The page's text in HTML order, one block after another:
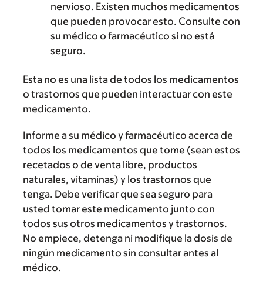
nervioso. Existen muchos medicamentos
que pueden provocar esto. Consulte con
su médico o farmacéutico si no está
seguro.
Esta no es una lista de todos los medicamentos
o trastornos que pueden interactuar con este
medicamento.
Informe a su médico y farmacéutico acerca de
todos los medicamentos que tome (sean estos
recetados o de venta libre, productos
naturales, vitaminas) y los trastornos que
tenga. Debe verificar que sea seguro para
usted tomar este medicamento junto con
todos sus otros medicamentos y trastornos.
No empiece, detenga ni modifique la dosis de
ningún medicamento sin consultar antes al
médico.